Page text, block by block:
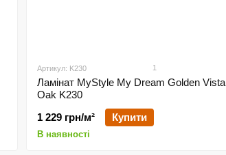
Артикул: K230 1
Ламінат MyStyle My Dream Golden Vista
Oak K230
1 229 грн/м²
Купити
В наявності